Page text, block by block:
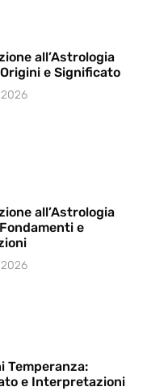
all’Astrologia
e Significato
all’Astrologia
e
Temperanza:
e Interpretazioni